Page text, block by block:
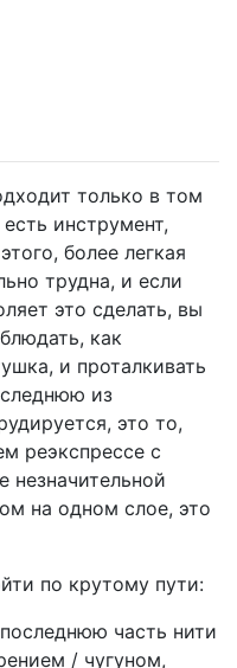
только в том
инструмент,
более легкая
трудна, и если
это сделать, вы
как
и проталкивать
из
это то,
реэкспрессе с
незначительной
на одном слое, это
по крутому пути:
часть нити
/ чугуном,